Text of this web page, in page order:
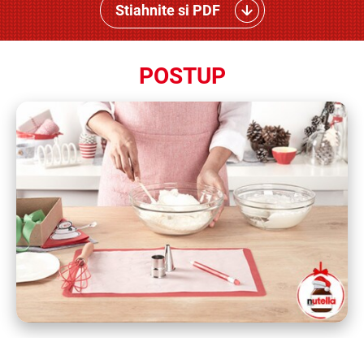
Stiahnite si PDF
POSTUP